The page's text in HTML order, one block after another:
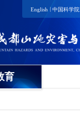
English | 中国科学院
育